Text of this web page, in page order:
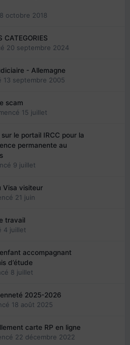
octobre 2018
CATEGORIES
20 septembre 2024
- Allemagne
13 septembre 2005
scam
15 juillet
le portail IRCC pour la
permanente au
9 juillet
Visa visiteur
21 juin
travail
4 juillet
accompagnant
d’étude
8 juillet
2025-2026
18 août 2025
carte RP en ligne
22 décembre 2022